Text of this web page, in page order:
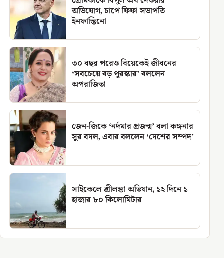
অভিযোগ, চাপে ফিফা সভাপতি
ইনফান্তিনো
৩০ বছর পরেও বিয়েকেই জীবনের
‘সবচেয়ে বড় পুরস্কার’ বললেন
অপরাজিতা
জেন-জিকে ‘নর্দমার প্রজন্ম’ বলা কঙ্গনার
সুর বদল, এবার বললেন ‘দেশের সম্পদ’
সাইকেলে শ্রীলঙ্কা অভিযান, ১২ দিনে ১
হাজার ৮০ কিলোমিটার